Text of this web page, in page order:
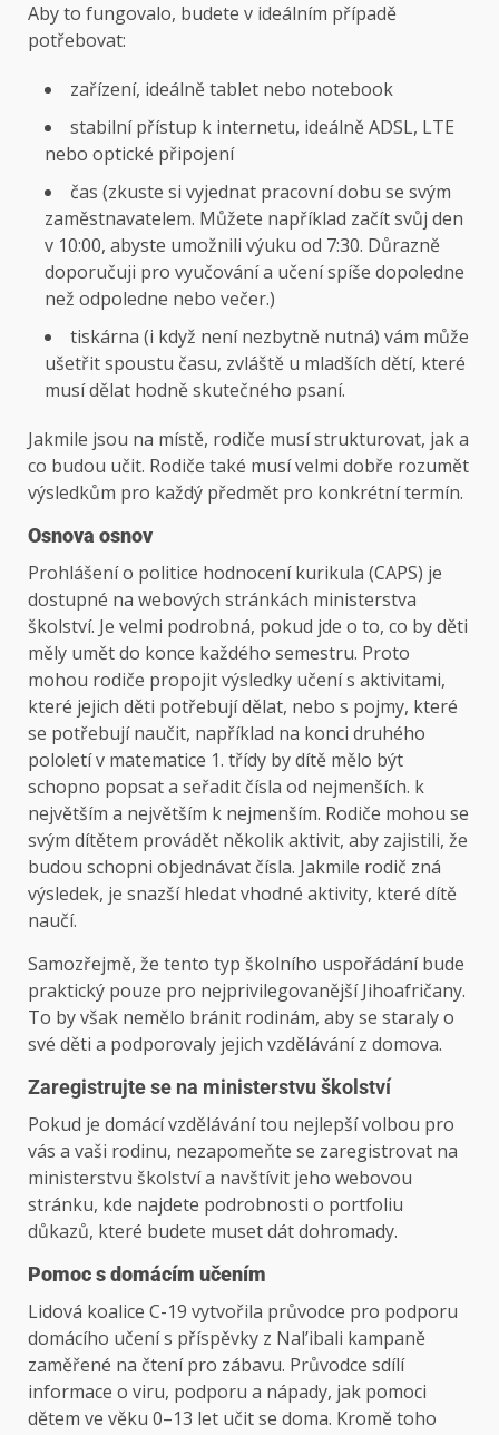
Aby to fungovalo, budete v ideálním případě
potřebovat:
zařízení, ideálně tablet nebo notebook
stabilní přístup k internetu, ideálně ADSL, LTE
nebo optické připojení
čas (zkuste si vyjednat pracovní dobu se svým
zaměstnavatelem. Můžete například začít svůj den
v 10:00, abyste umožnili výuku od 7:30. Důrazně
doporučuji pro vyučování a učení spíše dopoledne
než odpoledne nebo večer.)
tiskárna (i když není nezbytně nutná) vám může
ušetřit spoustu času, zvláště u mladších dětí, které
musí dělat hodně skutečného psaní.
Jakmile jsou na místě, rodiče musí strukturovat, jak a
co budou učit. Rodiče také musí velmi dobře rozumět
výsledkům pro každý předmět pro konkrétní termín.
Osnova osnov
Prohlášení o politice hodnocení kurikula (CAPS) je
dostupné na webových stránkách ministerstva
školství. Je velmi podrobná, pokud jde o to, co by děti
měly umět do konce každého semestru. Proto
mohou rodiče propojit výsledky učení s aktivitami,
které jejich děti potřebují dělat, nebo s pojmy, které
se potřebují naučit, například na konci druhého
pololetí v matematice 1. třídy by dítě mělo být
schopno popsat a seřadit čísla od nejmenších. k
největším a největším k nejmenším. Rodiče mohou se
svým dítětem provádět několik aktivit, aby zajistili, že
budou schopni objednávat čísla. Jakmile rodič zná
výsledek, je snazší hledat vhodné aktivity, které dítě
naučí.
Samozřejmě, že tento typ školního uspořádání bude
praktický pouze pro nejprivilegovanější Jihoafričany.
To by však nemělo bránit rodinám, aby se staraly o
své děti a podporovaly jejich vzdělávání z domova.
Zaregistrujte se na ministerstvu školství
Pokud je domácí vzdělávání tou nejlepší volbou pro
vás a vaši rodinu, nezapomeňte se zaregistrovat na
ministerstvu školství a navštívit jeho webovou
stránku, kde najdete podrobnosti o portfoliu
důkazů, které budete muset dát dohromady.
Pomoc s domácím učením
Lidová koalice C-19 vytvořila průvodce pro podporu
domácího učení s příspěvky z Nal’ibali kampaně
zaměřené na čtení pro zábavu. Průvodce sdílí
informace o viru, podporu a nápady, jak pomoci
dětem ve věku 0–13 let učit se doma. Kromě toho